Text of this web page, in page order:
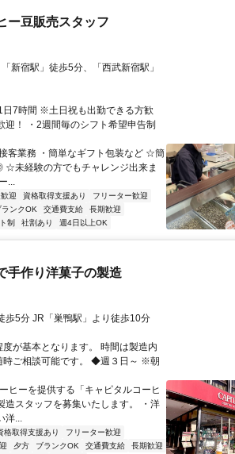
ー豆販売スタッフ
新宿駅」徒歩5分、「西武新宿駅」
7時間 ※土日祝も出勤できる方歓
！ ・2週間毎のシフト希望申告制
客業務 ・簡単なギフト包装など ☆簡
未経験の方でもチャレンジ出来ま
...
迎 資格取得支援あり
フリーター歓迎
ランクOK 交通費支給
長期歓迎
制 社割あり 週4日以上OK
手作り洋菓子の製造
歩5分 JR「巣鴨駅」より徒歩10分
が基本となります。 時間は製造内
時ご相談可能です。 ◆週３日～ ※朝
ヒーを提供する「キャピタルコーヒ
造スタッフを募集いたします。 ・洋
洋...
格取得支援あり
フリーター歓迎
夕方 ブランクOK 交通費支給
長期歓迎